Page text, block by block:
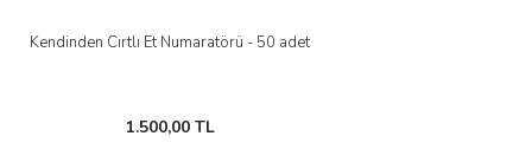
Kendinden Cırtlı Et Numaratörü - 50 adet
1.500,00 TL